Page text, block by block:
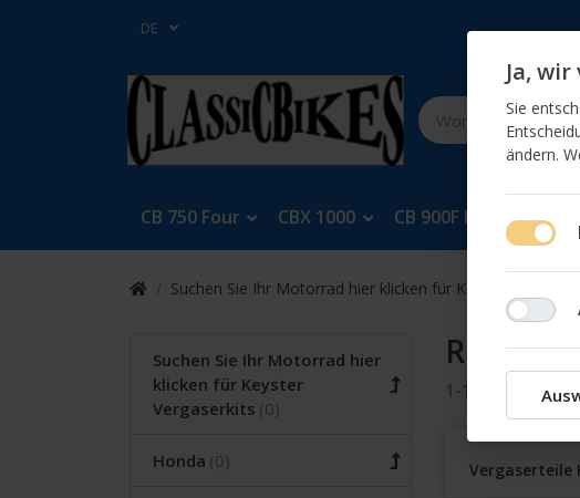
DE
CB 750 Four CBX 1000 CB 900F Bol Dor
Suchen Sie Ihr Motorrad hier klicken für Keyster
Suchen Sie Ihr Motorrad hier
klicken für Keyster
Vergaserkits
Honda
RC33
1-10
Vergaserteile
Ja,
Sie
ändern.